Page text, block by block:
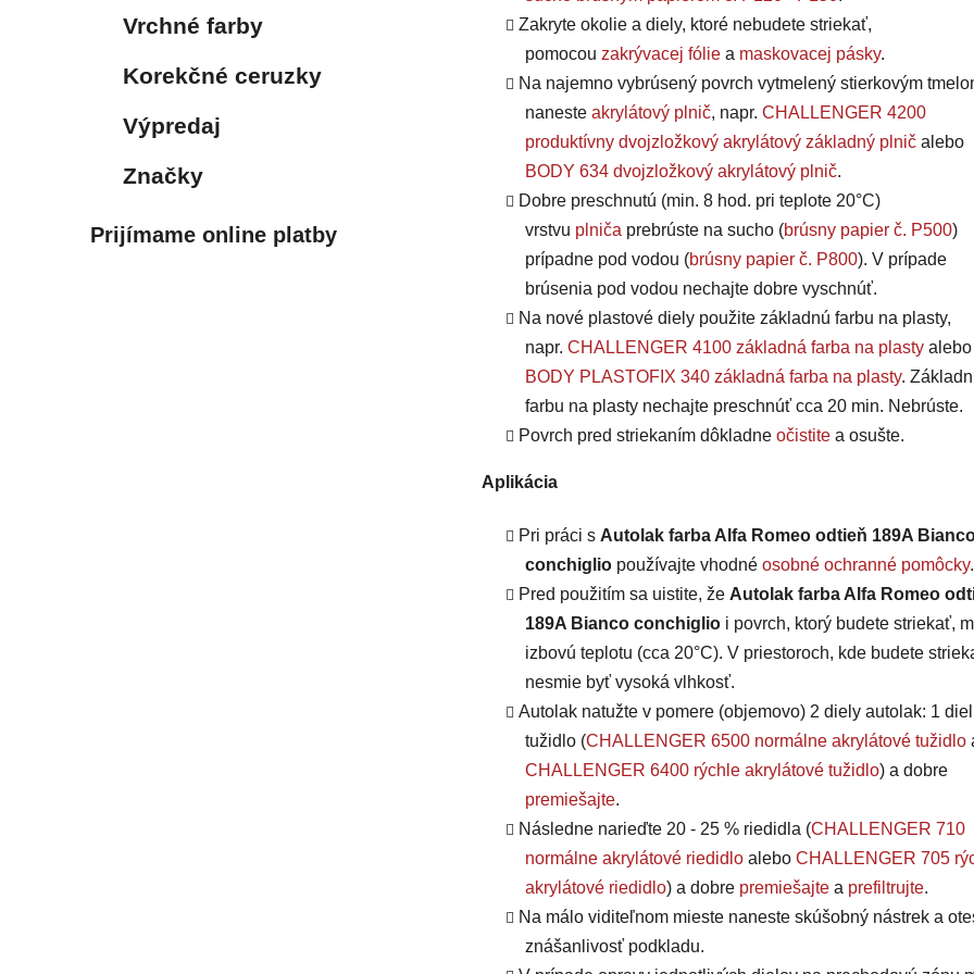
Vrchné farby
Korekčné ceruzky
Výpredaj
Značky
Prijímame online platby
Zakryte okolie a diely, ktoré nebudete striekať,
pomocou zakrývacej fólie a maskovacej pásky.
Na najemno vybrúsený povrch vytmelený stierkovým
naneste akrylátový plnič, napr. CHALLENGER 4200
produktívny dvojzložkový akrylátový základný plnič alebo
BODY 634 dvojzložkový akrylátový plnič.
Dobre preschnutú (min. 8 hod. pri teplote 20°C)
vrstvu plniča prebrúste na sucho (brúsny papier č. P500)
prípadne pod vodou (brúsny papier č. P800). V prípade
brúsenia pod vodou nechajte dobre vyschnúť.
Na nové plastové diely použite základnú farbu na plasty,
napr. CHALLENGER 4100 základná farba na plasty alebo
BODY PLASTOFIX 340 základná farba na plasty.
farbu na plasty nechajte preschnúť cca 20 min. Nebrúste.
Povrch pred striekaním dôkladne očistite a osušte.
Aplikácia
Pri práci s Autolak farba Alfa Romeo odtieň 189A
conchiglio používajte vhodné osobné ochranné pomôcky.
Pred použitím sa uistite, že Autolak farba Alfa Romeo
189A Bianco conchiglio i povrch, ktorý budete striekať,
izbovú teplotu (cca 20°C). V priestoroch, kde budete
nesmie byť vysoká vlhkosť.
Autolak natužte v pomere (objemovo) 2 diely autolak: 1 diel
tužidlo (CHALLENGER 6500 normálne akrylátové tužidlo
CHALLENGER 6400 rýchle akrylátové tužidlo) a dobre
premiešajte.
Následne narieďte 20 - 25 % riedidla (CHALLENGER 710
normálne akrylátové riedidlo alebo CHALLENGER 705
akrylátové riedidlo) a dobre premiešajte a prefiltrujte.
Na málo viditeľnom mieste naneste skúšobný nástrek a
znášanlivosť podkladu.